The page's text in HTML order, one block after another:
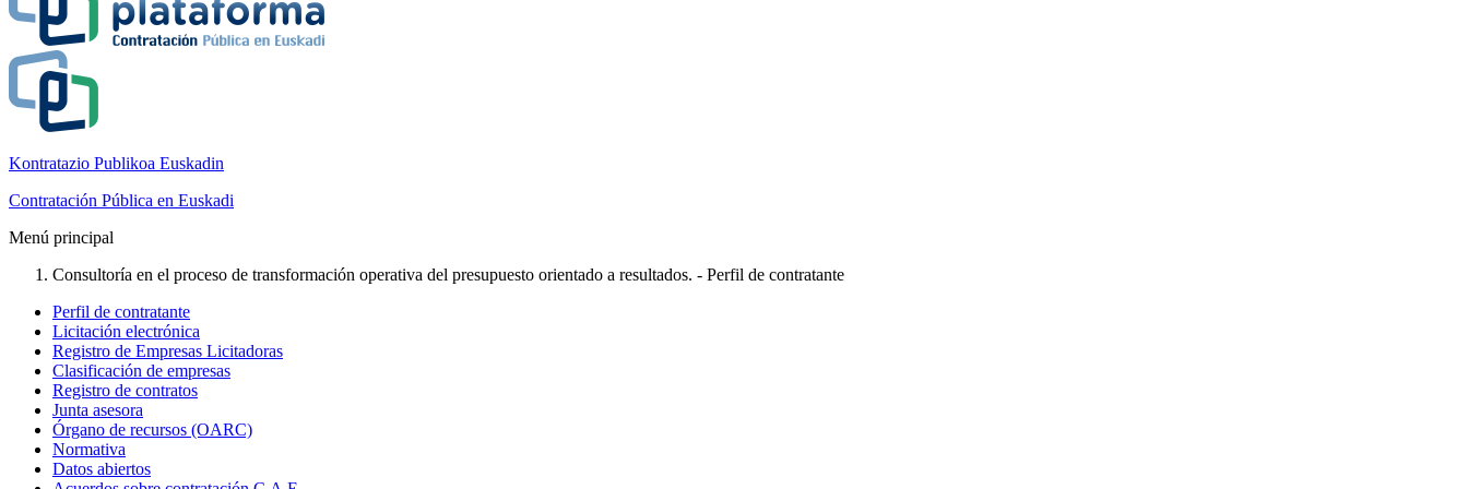
Kontratazio Publikoa Euskadin
Contratación Pública en Euskadi
Menú principal
Consultoría en el proceso de transformación operativa del presupuesto orientado a resultados. - Perfil de contratante
Perfil de contratante
Licitación electrónica
Registro de Empresas Licitadoras
Clasificación de empresas
Registro de contratos
Junta asesora
Órgano de recursos (OARC)
Normativa
Datos abiertos